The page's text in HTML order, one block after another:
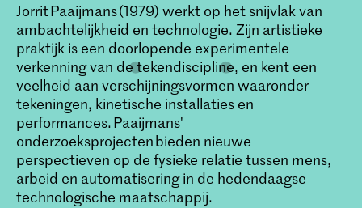
Jorrit Paaijmans (1979) werkt op het snijvlak van
ambachtelijkheid en technologie. Zijn artistieke
praktijk is een doorlopende experimentele
verkenning van de tekendiscipline, en kent een
veelheid aan verschijningsvormen waaronder
tekeningen, kinetische installaties en
performances. Paaijmans'
onderzoeksprojecten bieden nieuwe
perspectieven op de fysieke relatie tussen mens,
arbeid en automatisering in de hedendaagse
technologische maatschappij.